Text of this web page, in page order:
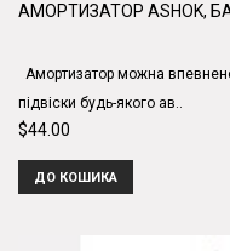
АМОРТИЗАТОР ASHOK,
Амортизатор можна
підвіски будь-якого ав..
$44.00
ДО КОШИКА